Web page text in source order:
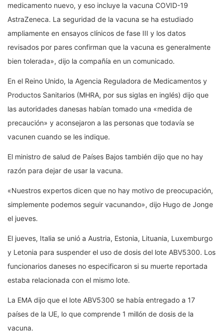
medicamento nuevo, y eso incluye la vacuna COVID-19
AstraZeneca. La seguridad de la vacuna se ha estudiado
ampliamente en ensayos clínicos de fase III y los datos
revisados ​​por pares confirman que la vacuna es generalmente
bien tolerada», dijo la compañía en un comunicado.
En el Reino Unido, la Agencia Reguladora de Medicamentos y
Productos Sanitarios (MHRA, por sus siglas en inglés) dijo que
las autoridades danesas habían tomado una «medida de
precaución» y aconsejaron a las personas que todavía se
vacunen cuando se les indique.
El ministro de salud de Países Bajos también dijo que no hay
razón para dejar de usar la vacuna.
«Nuestros expertos dicen que no hay motivo de preocupación,
simplemente podemos seguir vacunando», dijo Hugo de Jonge
el jueves.
El jueves, Italia se unió a Austria, Estonia, Lituania, Luxemburgo
y Letonia para suspender el uso de dosis del lote ABV5300. Los
funcionarios daneses no especificaron si su muerte reportada
estaba relacionada con el mismo lote.
La EMA dijo que el lote ABV5300 se había entregado a 17
países de la UE, lo que comprende 1 millón de dosis de la
vacuna.